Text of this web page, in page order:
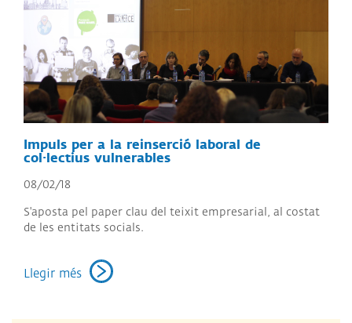
Impuls per a la reinserció laboral de
col·lectius vulnerables
08/02/18
S'aposta pel paper clau del teixit empresarial, al costat
de les entitats socials.
Llegir més